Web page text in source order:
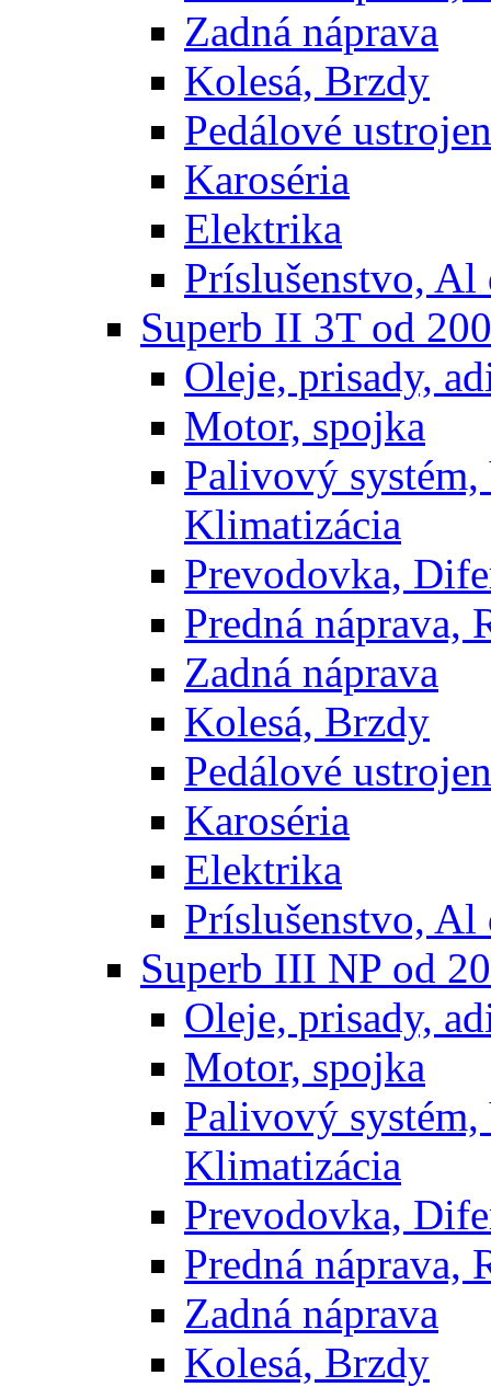
Zadná náprava
Kolesá, Brzdy
Pedálové
Karoséria
Elektrika
Príslušenstvo, Al
Superb II 3T od
Oleje, prisady,
Motor, spojka
Palivový
Klimatizácia
Prevodovka,
Predná náprava,
Zadná náprava
Kolesá, Brzdy
Pedálové
Karoséria
Elektrika
Príslušenstvo, Al
Superb III NP od
Oleje, prisady,
Motor, spojka
Palivový
Klimatizácia
Prevodovka,
Predná náprava,
Zadná náprava
Kolesá, Brzdy